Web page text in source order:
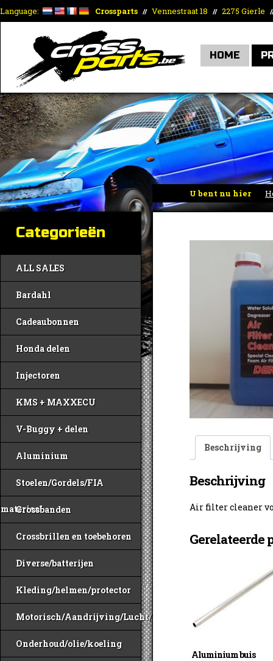
Language: Crossparts // Vennestraat 18 // 2275 Gierle
HOME
U bent nu hier
Categorieën
ALL SALES
Bardahl
Cadeaubonnen
Honda delen
Injectoren
KMS + MAXXECU
V-Buggy + delen
Aluminium
Stoelen/Gordels/FIA
materiaal
Crossbanden
Crossbrillen en toebehoren
Diverse/batterijen
Kleding/helmen/protector
Motorisch/Aandrijving/Lucht/Benzine
Onderhoud/olie/koeling
Beschrijving
Beschrijving
Air filter cleaner
Gerelateerde
Aluminium buis